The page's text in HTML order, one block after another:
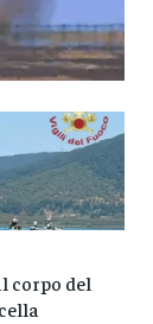
corpo del